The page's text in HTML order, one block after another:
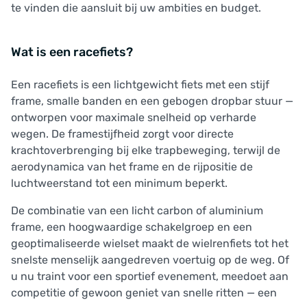
te vinden die aansluit bij uw ambities en budget.
Wat is een racefiets?
Een racefiets is een lichtgewicht fiets met een stijf
frame, smalle banden en een gebogen dropbar stuur —
ontworpen voor maximale snelheid op verharde
wegen. De framestijfheid zorgt voor directe
krachtoverbrenging bij elke trapbeweging, terwijl de
aerodynamica van het frame en de rijpositie de
luchtweerstand tot een minimum beperkt.
De combinatie van een licht carbon of aluminium
frame, een hoogwaardige schakelgroep en een
geoptimaliseerde wielset maakt de wielrenfiets tot het
snelste menselijk aangedreven voertuig op de weg. Of
u nu traint voor een sportief evenement, meedoet aan
competitie of gewoon geniet van snelle ritten — een